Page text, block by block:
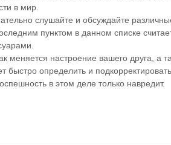
в мир.
слушайте и обсуждайте
пунктом в данном списке
меняется настроение вашего друга, а
определить и
в этом деле только навредит.